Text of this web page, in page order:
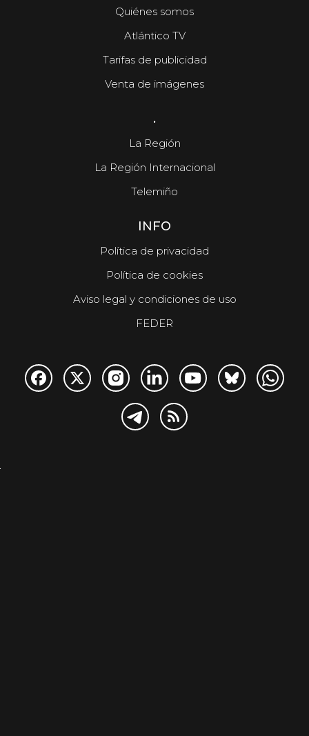
Quiénes somos
Atlántico TV
Tarifas de publicidad
Venta de imágenes
.
La Región
La Región Internacional
Telemiño
INFO
Política de privacidad
Política de cookies
Aviso legal y condiciones de uso
FEDER